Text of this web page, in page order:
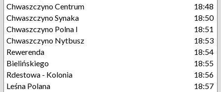
Chwaszczyno Centrum
18:48
Chwaszczyno Synaka
18:50
Chwaszczyno Polna I
18:51
Chwaszczyno Nytbusz
18:53
Rewerenda
18:54
Bielińskiego
18:55
Rdestowa - Kolonia
18:56
Leśna Polana
18:57